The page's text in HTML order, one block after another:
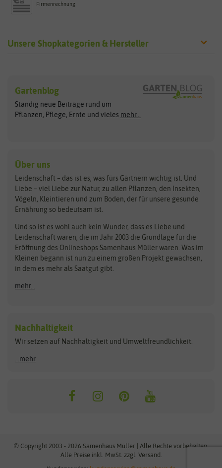
Firmenrechnung
Unsere Shopkategorien & Hersteller
Exotische Samen
Gemüsesamen
Gründünger
Kräutersamen
Obstsamen
Pilzbrut
Rasensamen
Steckzwiebeln
Zimmer & Kübelpflanzen
Kataloge
Schnäppchen
Anzucht & Gartenzubehör
Anzuchtschalen
Heizmatte & Heizkabel
Kokos-Quelltabletten
Zimmergewächshaus
Maissamen
Arche Noah
ASB Greenworld
Benary
Bingenheimer Saatgut
Bionana
BIOWOL
Blumicorn
Bûten Birds
Carl Pabst
Clever Pots
COMPO
Dürr-Samen
Feldsaaten Freudenberger
Fertil
Flora Elite
Florissa
Flortis
Franchi Sementi
Hortitops
JUB Holland
Küpper
Gartenblog
Ständig neue Beiträge rund um
Pflanzen, Pflege, Ernte und vieles mehr...
Über uns
Leidenschaft – das ist es, was fürs Gärtnern wichtig ist. Und
Liebe – viel Liebe zur Natur, zu allen Pflanzen, den Insekten,
Vögeln, Kleintieren und zum Boden, der für unsere gesunde
Ernährung so bedeutsam ist.
Und so ist es wohl auch kein Wunder, dass es Liebe und
Leidenschaft waren, die im Jahr 2003 die Grundlage für die
Eröffnung des Onlineshops Samenhaus Müller waren. Was im
Kleinen begann ist nun zu einem großen Projekt gewachsen,
in dem es mehr als Saatgut gibt.
mehr...
Nachhaltigkeit
Wir setzen auf Nachhaltigkeit und Umweltfreundlichkeit.
...mehr
© Copyright 2003 - 2026 Samenhaus Müller | Alle Rechte vorbehalten.
Alle Preise inkl. MwSt. zzgl. Versand.